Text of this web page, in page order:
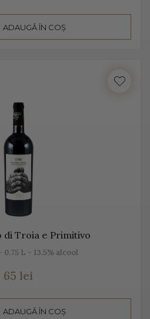
cunoscut pentru
pentru prospețime, este
după îmbuteliere și care se
3 ani. Are un conținut
este preferat atât de bărbați,
înalți, subțiri, rece,
fiind 2-3 grade C. Am
că este un vin băut de
înainte de servirea mesei.
se prezintă ca un buchet
Prosecco este un vin sec,
Prosecco pentru echilibrul
ADAUGĂ ÎN COȘ
di Troia e Primitivo
0.75 L - 13.5% alcool
65 lei
ADAUGĂ ÎN COȘ